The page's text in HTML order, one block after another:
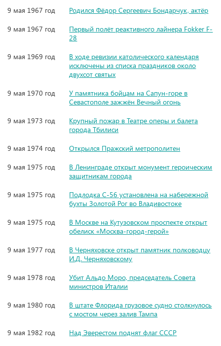
9 мая 1967 год
Родился Фёдор Сергеевич Бондарчук, актёр
9 мая 1967 год
Первый полёт реактивного лайнера Fokker F-
28
9 мая 1969 год
В ходе ревизии католического календаря
исключены из списка праздников около
двухсот святых
9 мая 1970 год
У памятника бойцам на Сапун-горе в
Севастополе зажжён Вечный огонь
9 мая 1973 год
Крупный пожар в Театре оперы и балета
города Тбилиси
9 мая 1974 год
Открылся Пражский метрополитен
9 мая 1975 год
В Ленинграде открыт монумент героическим
защитникам города
9 мая 1975 год
Подлодка С-56 установлена на набережной
бухты Золотой Рог во Владивостоке
9 мая 1975 год
В Москве на Кутузовском проспекте открыт
обелиск «Москва-город-герой»
9 мая 1977 год
В Черняховске открыт памятник полководцу
И.Д. Черняховскому
9 мая 1978 год
Убит Альдо Моро, председатель Совета
министров Италии
9 мая 1980 год
В штате Флорида грузовое судно столкнулось
с мостом через залив Тампа
9 мая 1982 год
Над Эверестом поднят флаг СССР